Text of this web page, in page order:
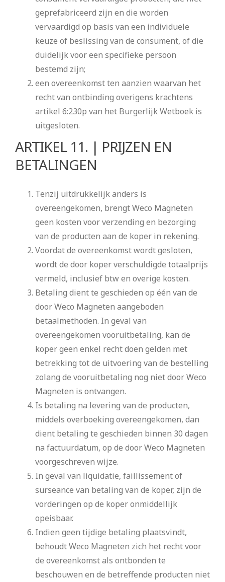
geprefabriceerd zijn en die worden
vervaardigd op basis van een individuele
keuze of beslissing van de consument, of die
duidelijk voor een specifieke persoon
bestemd zijn;
een overeenkomst ten aanzien waarvan het
recht van ontbinding overigens krachtens
artikel 6:230p van het Burgerlijk Wetboek is
uitgesloten.
ARTIKEL 11. | PRIJZEN EN
BETALINGEN
Tenzij uitdrukkelijk anders is
overeengekomen, brengt Weco Magneten
geen kosten voor verzending en bezorging
van de producten aan de koper in rekening.
Voordat de overeenkomst wordt gesloten,
wordt de door koper verschuldigde totaalprijs
vermeld, inclusief btw en overige kosten.
Betaling dient te geschieden op één van de
door Weco Magneten aangeboden
betaalmethoden. In geval van
overeengekomen vooruitbetaling, kan de
koper geen enkel recht doen gelden met
betrekking tot de uitvoering van de bestelling
zolang de vooruitbetaling nog niet door Weco
Magneten is ontvangen.
Is betaling na levering van de producten,
middels overboeking overeengekomen, dan
dient betaling te geschieden binnen 30 dagen
na factuurdatum, op de door Weco Magneten
voorgeschreven wijze.
In geval van liquidatie, faillissement of
surseance van betaling van de koper, zijn de
vorderingen op de koper onmiddellijk
opeisbaar.
Indien geen tijdige betaling plaatsvindt,
behoudt Weco Magneten zich het recht voor
de overeenkomst als ontbonden te
beschouwen en de betreffende producten niet